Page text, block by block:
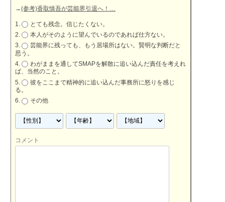
→(参考)香取慎吾が芸能界引退へ！…
とても残念。信じたくない。
本人がそのように望んでいるのであれば仕方ない。
芸能界に残っても、もう居場所はない。賢明な判断だと
思う。
わがままを通してSMAPを解散に追い込んだ責任を考えれ
ば、当然のこと。
彼をここまで精神的に追い込んだ事務所に怒りを感じ
る。
その他
コメント